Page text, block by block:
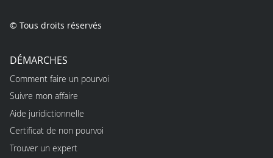
© Tous droits réservés
DÉMARCHES
Comment faire un pourvoi
Suivre mon affaire
Aide juridictionnelle
Certificat de non pourvoi
Trouver un expert